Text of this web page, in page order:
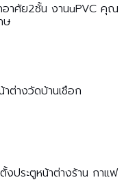
าศัย2ชั้น งานuPVC คุณ
ษ
ต่างวัดบ้านเชือก
งประตูหน้าต่างร้าน กาแฟ